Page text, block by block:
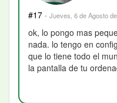
#17 · Jueves, 6 de Agosto
ok, lo pongo mas
nada. lo tengo en
que lo tiene todo el
la pantalla de tu